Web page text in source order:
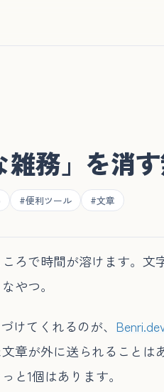
務」を消
#便利ツール #文章
ろで時間が溶けます。
やつ。
けてくれるのが、
章が外に送られることは
と1個はあります。